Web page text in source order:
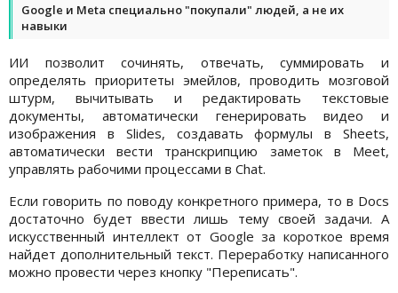
Google и Meta специально "покупали" людей, а не их
навыки
ИИ позволит сочинять, отвечать, суммировать и
определять приоритеты эмейлов, проводить мозговой
штурм, вычитывать и редактировать текстовые
документы, автоматически генерировать видео и
изображения в Slides, создавать формулы в Sheets,
автоматически вести транскрипцию заметок в Meet,
управлять рабочими процессами в Chat.
Если говорить по поводу конкретного примера, то в Docs
достаточно будет ввести лишь тему своей задачи. А
искусственный интеллект от Google за короткое время
найдет дополнительный текст. Переработку написанного
можно провести через кнопку "Переписать".